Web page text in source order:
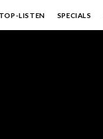
TOP-LISTEN SPECIALS